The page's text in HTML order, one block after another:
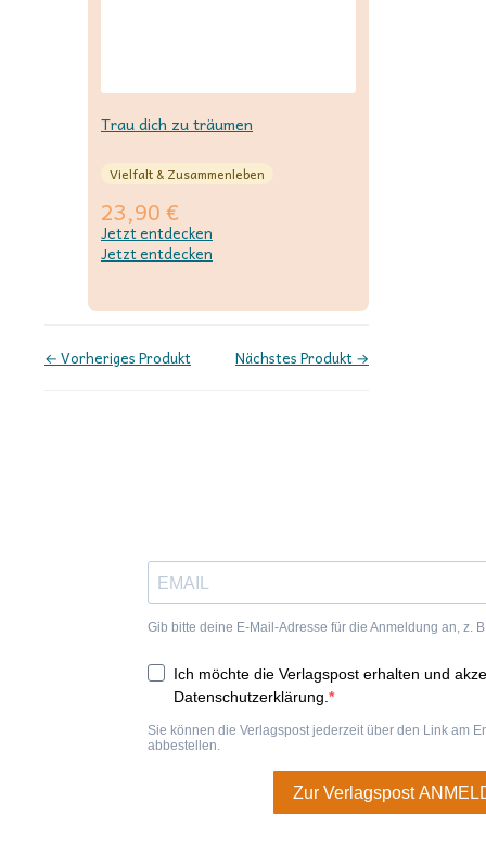
Trau dich zu träumen
Vielfalt & Zusammenleben
23,90€
Jetzt entdecken
Jetzt entdecken
← Vorheriges Produkt Nächstes Produkt →